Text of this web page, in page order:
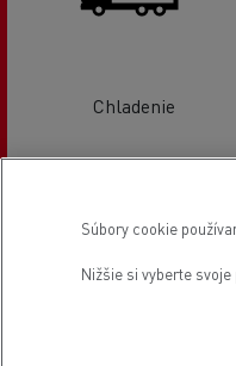
Chladenie
Tachografy
Súbory cookie
Nižšie si vyberte